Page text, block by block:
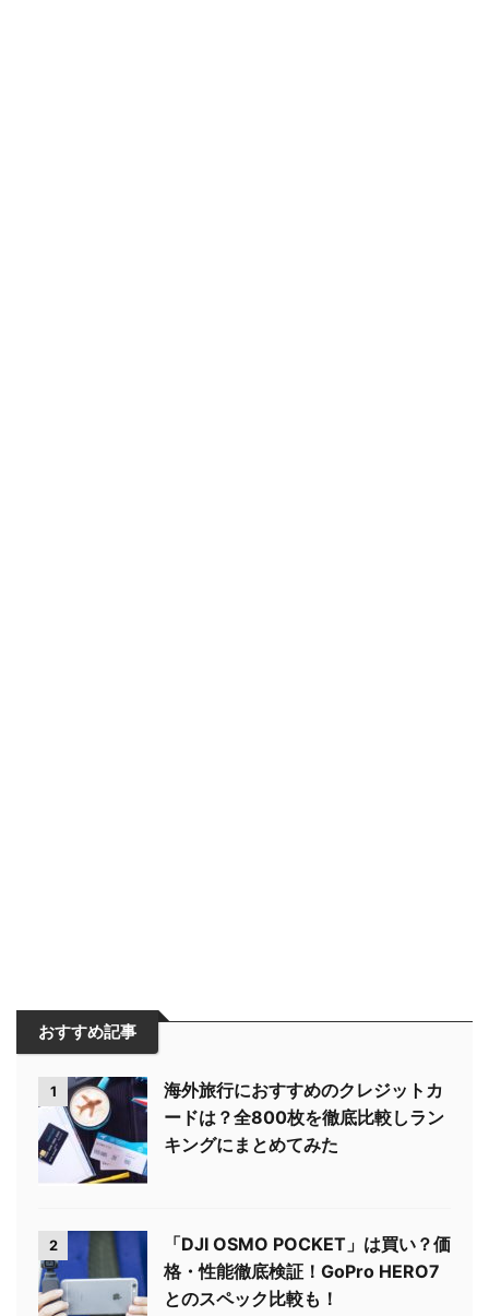
おすすめ記事
1
海外旅行におすすめのクレジットカ
ードは？全800枚を徹底比較しラン
キングにまとめてみた
2
「DJI OSMO POCKET」は買い？価
格・性能徹底検証！GoPro HERO7
とのスペック比較も！